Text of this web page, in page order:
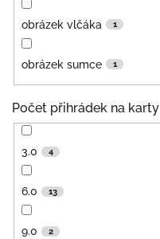
obrázek vlčáka 1
obrázek sumce 1
Počet přihrádek na karty
3.0 4
6.0 13
9.0 2